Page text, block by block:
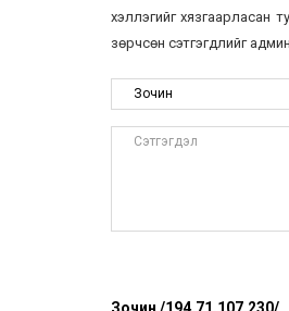
хэллэгийг хязгаарласан
зөрчсөн сэтгэгдлийг